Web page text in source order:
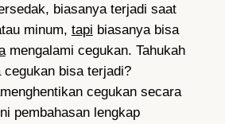
biasanya terjadi saat
minum, tapi biasanya bisa
mengalami cegukan. Tahukah
cegukan bisa terjadi?
menghentikan cegukan secara
pembahasan lengkap